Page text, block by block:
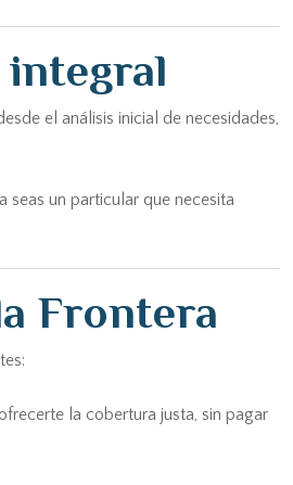
integral
el análisis inicial de necesidades,
seas un particular que necesita
Frontera
la cobertura justa, sin pagar